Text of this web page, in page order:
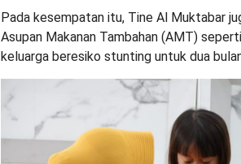
Pada kesempatan itu, Tine Al Muktabar
Asupan Makanan Tambahan (AMT)
keluarga beresiko stunting untuk dua